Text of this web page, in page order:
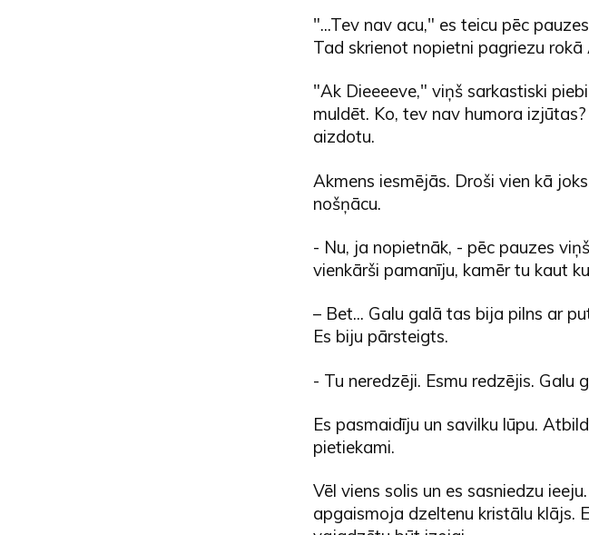
"...Tev nav acu," es teicu pēc
Tad skrienot nopietni pagriezu rokā
"Ak Dieeeeve," viņš sarkastiski
muldēt. Ko, tev nav humora
aizdotu.
Akmens iesmējās. Droši vien kā
nošņācu.
- Nu, ja nopietnāk, - pēc pauzes
vienkārši pamanīju, kamēr tu kaut
– Bet... Galu galā tas bija pilns ar
Es biju pārsteigts.
- Tu neredzēji. Esmu redzējis. Galu
Es pasmaidīju un savilku lūpu.
pietiekami.
Vēl viens solis un es sasniedzu
apgaismoja dzeltenu kristālu klājs.